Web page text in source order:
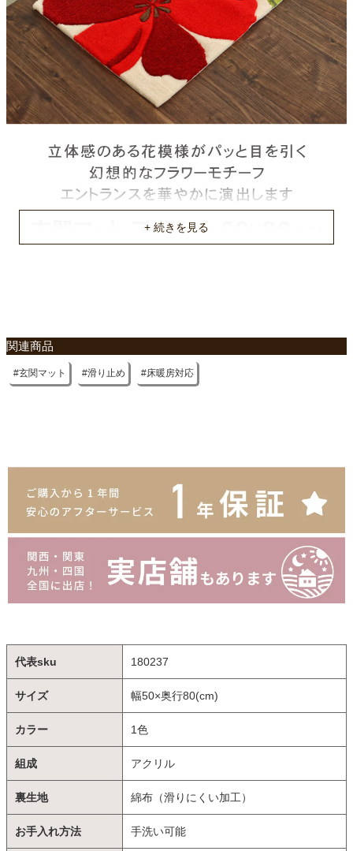
原産国
中国
関連商品
玄関マット 滑り止め 床暖房対応
代表sku 180237
サイズ 幅50×奥行80(cm)
カラー 1色
組成 アクリル
裏生地 綿布（滑りにくい加工）
お手入れ方法 手洗い可能